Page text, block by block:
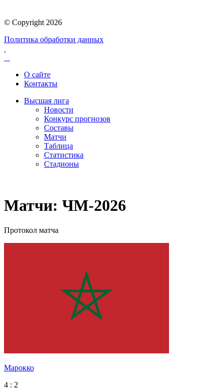
© Copyright 2026
Политика обработки данных
О сайте
Контакты
Высшая лига
Новости
Конкурс прогнозов
Составы
Матчи
Таблица
Статистика
Стадионы
Матчи: ЧМ-2026
Протокол матча
Марокко
4 : 2